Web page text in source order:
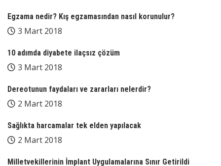
Egzama nedir? Kış egzamasından nasıl korunulur?
3 Mart 2018
10 adımda diyabete ilaçsız çözüm
3 Mart 2018
Dereotunun faydaları ve zararları nelerdir?
2 Mart 2018
Sağlıkta harcamalar tek elden yapılacak
2 Mart 2018
Milletvekillerinin İmplant Uygulamalarına Sınır Getirildi